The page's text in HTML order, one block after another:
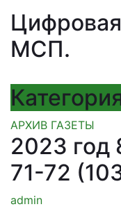
МСП.
АРХИВ ГАЗЕТЫ
2023
71-72
admin